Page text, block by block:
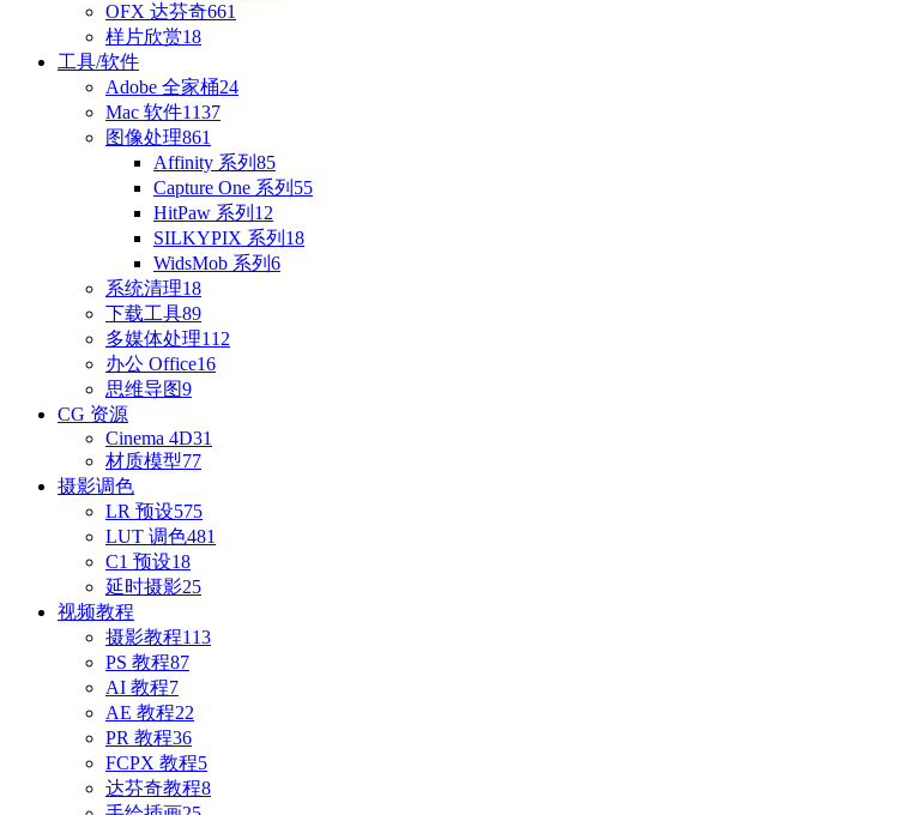
OFX 达芬奇661
样片欣赏18
工具/软件
Adobe 全家桶24
Mac 软件1137
图像处理861
Affinity 系列 85
Capture One 系列 55
HitPaw 系列 12
SILKYPIX 系列 18
WidsMob 系列 6
系统清理18
下载工具89
多媒体处理112
办公 Office16
思维导图9
CG 资源
Cinema 4D31
材质模型77
摄影调色
LR 预设575
LUT 调色481
C1 预设18
延时摄影25
视频教程
摄影教程113
PS 教程87
AI 教程7
AE 教程22
PR 教程36
FCPX 教程5
达芬奇教程8